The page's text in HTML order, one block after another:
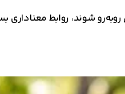
شوند، روابط معناداری